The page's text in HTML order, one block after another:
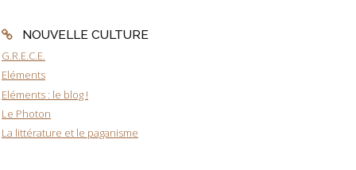
NOUVELLE CULTURE
G.R.E.C.E.
Eléments
Eléments : le blog !
Le Photon
La littérature et le paganisme